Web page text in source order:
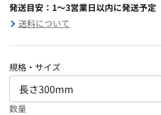
発送目安：1～3営業日以内に発送予定
送料について
規格・サイズ
数量